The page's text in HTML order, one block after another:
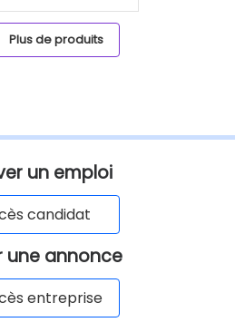
Plus de produits
un emploi
candidat
une annonce
entreprise